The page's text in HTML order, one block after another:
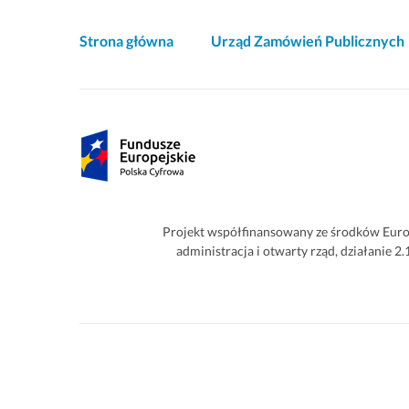
Akcje
witrynie
Strona główna Urząd Zamówień Publicznych
Partnerzy
Projekt współfinansowany ze środków
administracja i otwarty rząd, działanie